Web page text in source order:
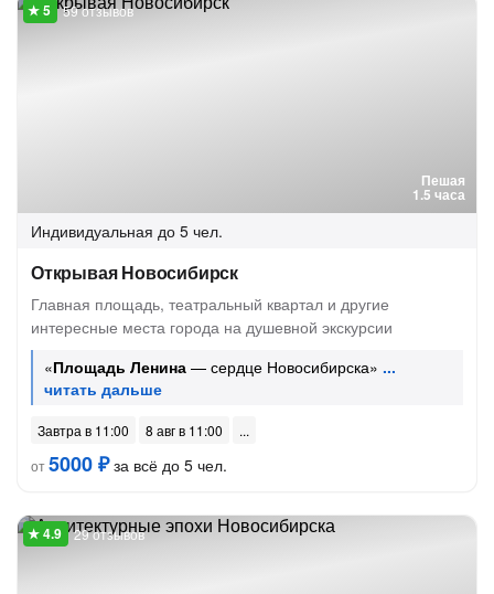
Пешая
1.5 часа
59 отзывов
Индивидуальная до 5 чел.
Открывая Новосибирск
Главная площадь, театральный квартал и другие
интересные места города на душевной экскурсии
«Площадь Ленина — сердце Новосибирска»
Завтра в 11:00
8 авг в 11:00
от5000 ₽за всё до 5 чел.
29 отзывов